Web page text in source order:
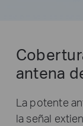
antena
La potente
la señal